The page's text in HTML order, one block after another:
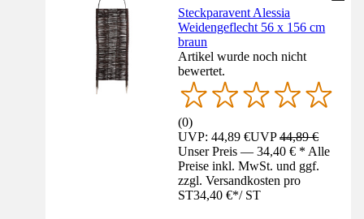
Steckparavent Alessia
Weidengeflecht 56 x 156 cm
braun
Artikel wurde noch nicht
bewertet.
(0)
UVP: 44,89 €UVP44,89 €
Unser Preis — 34,40 € * Alle
Preise inkl. MwSt. und ggf.
zzgl. Versandkosten pro
ST34,40 €*/ ST